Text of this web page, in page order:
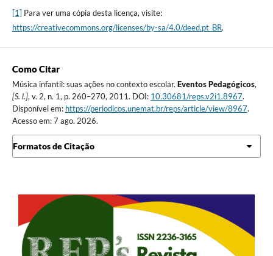
[1] Para ver uma cópia desta licença, visite:
https://creativecommons.org/licenses/by-sa/4.0/deed.pt_BR.
Como Citar
Música infantil: suas ações no contexto escolar. Eventos Pedagógicos,
[S. l.], v. 2, n. 1, p. 260–270, 2011. DOI: 10.30681/reps.v2i1.8967.
Disponível em: https://periodicos.unemat.br/reps/article/view/8967.
Acesso em: 7 ago. 2026.
Formatos de Citação